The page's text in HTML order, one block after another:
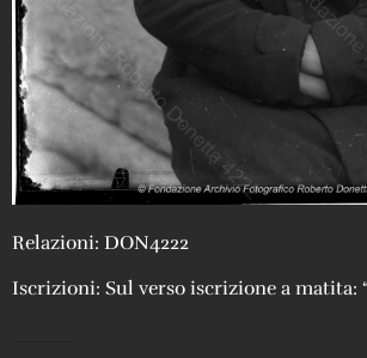
Relazioni: DON4222
Iscrizioni: Sul verso iscrizione a matita: